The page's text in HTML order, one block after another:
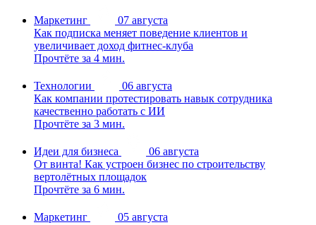
Маркетинг
07 августа
Как подписка меняет поведение клиентов и
увеличивает доход фитнес-клуба
Прочтёте за 4 мин.
Технологии
06 августа
Как компании протестировать навык сотрудника
качественно работать с ИИ
Прочтёте за 3 мин.
Идеи для бизнеса
06 августа
От винта! Как устроен бизнес по строительству
вертолётных площадок
Прочтёте за 6 мин.
Маркетинг
05 августа